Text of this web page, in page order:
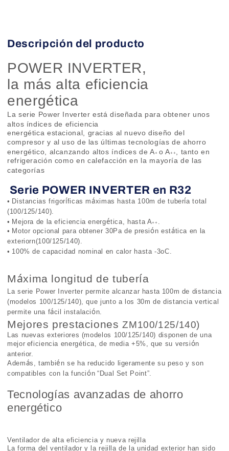
Descripción del producto
POWER INVERTER,
la más alta eficiencia
energética
La serie Power Inverter está diseñada para obtener unos
altos índices de eficiencia
energética estacional, gracias al nuevo diseño del
compresor y al uso de las últimas tecnologías de ahorro
energético, alcanzando altos índices de A+ o A++
, tanto en
refrigeración como en calefacción en la mayoría de las
categorías
Serie POWER INVERTER en R32
• Distancias frigoríficas máximas hasta 100m de tubería total
(100/125/140).
• Mejora de la eficiencia energética, hasta A++ .
• Motor opcional para obtener 30Pa de presión estática en la
exteriorn(100/125/140).
• 100% de capacidad nominal en calor hasta -3oC.
Máxima longitud de tubería
La serie Power Inverter permite alcanzar hasta 100m de distancia
(modelos 100/125/140), que junto a los 30m de distancia vertical
permite una fácil instalación.
Mejores prestaciones ZM100/125/140)
Las nuevas exteriores (modelos 100/125/140) disponen de una
mejor eficiencia energética, de media +5%, que su versión
anterior.
Además, tambié n se ha reducido ligeramente su peso y son
compatibles con la función “ Dual Set Point”.
Tecnologías avanzadas de ahorro
energético
Ventilador de alta eficiencia y nueva rejilla
La forma del ventilador y la rejilla de la unidad exterior han sido